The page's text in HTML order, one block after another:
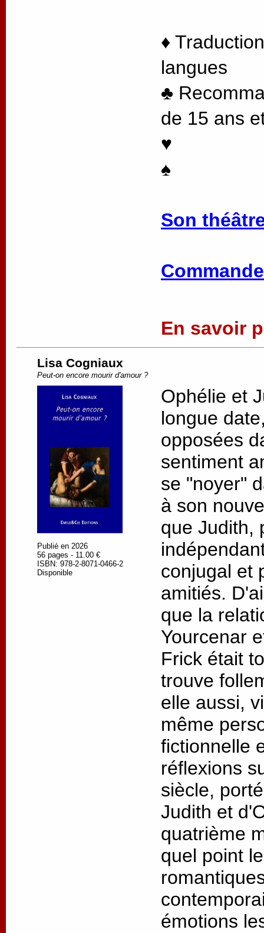
♦
langues
♣
de 15 ans
♥
♠
Son
En savoir
Lisa Cogniaux
Peut-on encore mourir d'amour ?
Publié en 2026
56 pages - 11.00 €
ISBN: 978-2-8071-0466-2
Disponible
Ophélie et
longue
opposées
sentiment
se "noyer"
à son
que Judith,
conjugal et
amitiés.
que la
Yourcenar
Frick était
trouve
elle aussi,
même
fictionnelle
réflexions
siècle,
Judith et
quatrième
quel point
émotions